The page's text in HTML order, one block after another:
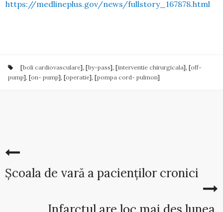
https://medlineplus.gov/news/fullstory_167878.html
[boli cardiovasculare], [by-pass], [interventie chirurgicala], [off-
pump], [on- pump], [operatie], [pompa cord- pulmon]
Școala de vară a pacienților cronici